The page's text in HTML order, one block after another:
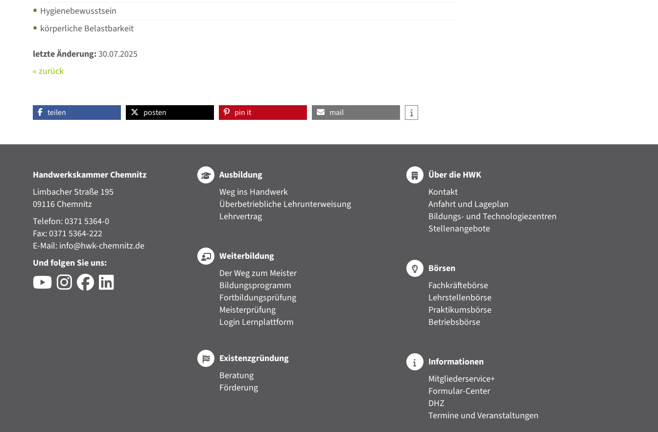
Hygienebewusstsein
körperliche Belastbarkeit
letzte Änderung:30.07.2025
« zurück
teilen posten pin it mail
Handwerkskammer Chemnitz
Limbacher Straße 195
09116 Chemnitz
Telefon: 0371 5364-0
Fax: 0371 5364-222
E-Mail: info@hwk-chemnitz.de
Und folgen Sie uns:
Ausbildung
Weg ins Handwerk
Überbetriebliche Lehrunterweisung
Lehrvertrag
Weiterbildung
Der Weg zum Meister
Bildungsprogramm
Fortbildungsprüfung
Meisterprüfung
Login Lernplattform
Existenzgründung
Beratung
Förderung
Über die HWK
Kontakt
Anfahrt und Lageplan
Bildungs- und Technologiezentren
Stellenangebote
Börsen
Fachkräftebörse
Lehrstellenbörse
Praktikumsbörse
Betriebsbörse
Informationen
Mitgliederservice+
Formular-Center
DHZ
Termine und Veranstaltungen